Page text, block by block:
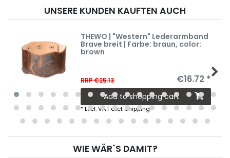
UNSERE KUNDEN KAUFTEN AUCH
THEWO | "Western" Lederarmband
Brave breit | Farbe: braun, color:
brown
RRP €25.13 €16.72 *
Add to shopping cart
*Excl. VAT excl.Shipping
WIE WÄR`S DAMIT?